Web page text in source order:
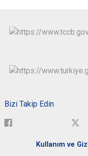
Bizi Takip Edin
Kullanım ve